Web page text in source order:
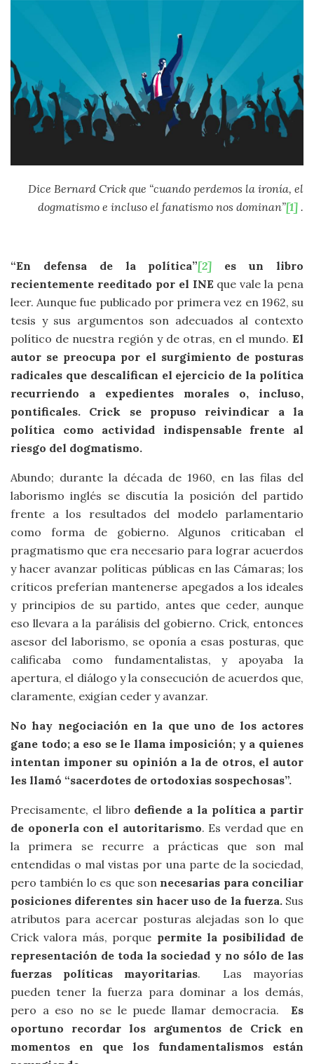
Dice Bernard Crick que “cuando perdemos la ironía, el
dogmatismo e incluso el fanatismo nos dominan”[1] .
“En defensa de la política”[2] es un libro
recientemente reeditado por el INE que vale la pena
leer. Aunque fue publicado por primera vez en 1962, su
tesis y sus argumentos son adecuados al contexto
político de nuestra región y de otras, en el mundo. El
autor se preocupa por el surgimiento de posturas
radicales que descalifican el ejercicio de la política
recurriendo a expedientes morales o, incluso,
pontificales. Crick se propuso reivindicar a la
política como actividad indispensable frente al
riesgo del dogmatismo.
Abundo; durante la década de 1960, en las filas del
laborismo inglés se discutía la posición del partido
frente a los resultados del modelo parlamentario
como forma de gobierno. Algunos criticaban el
pragmatismo que era necesario para lograr acuerdos
y hacer avanzar políticas públicas en las Cámaras; los
críticos preferían mantenerse apegados a los ideales
y principios de su partido, antes que ceder, aunque
eso llevara a la parálisis del gobierno. Crick, entonces
asesor del laborismo, se oponía a esas posturas, que
calificaba como fundamentalistas, y apoyaba la
apertura, el diálogo y la consecución de acuerdos que,
claramente, exigían ceder y avanzar.
No hay negociación en la que uno de los actores
gane todo; a eso se le llama imposición; y a quienes
intentan imponer su opinión a la de otros, el autor
les llamó “sacerdotes de ortodoxias sospechosas”.
Precisamente, el libro defiende a la política a partir
de oponerla con el autoritarismo. Es verdad que en
la primera se recurre a prácticas que son mal
entendidas o mal vistas por una parte de la sociedad,
pero también lo es que son necesarias para conciliar
posiciones diferentes sin hacer uso de la fuerza.Sus
atributos para acercar posturas alejadas son lo que
Crick valora más, porque permite la posibilidad de
representación de toda la sociedad y no sólo de las
fuerzas políticas mayoritarias. Las mayorías
pueden tener la fuerza para dominar a los demás,
pero a eso no se le puede llamar democracia. Es
oportuno recordar los argumentos de Crick en
momentos en que los fundamentalismos están